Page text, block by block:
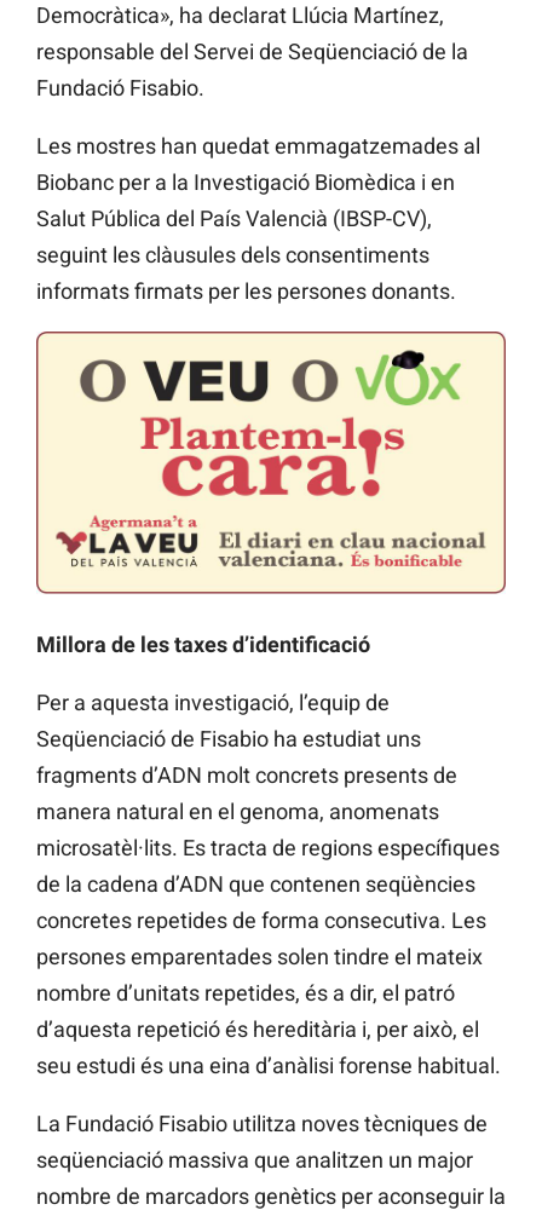
Democràtica», ha declarat Llúcia Martínez,
responsable del Servei de Seqüenciació de la
Fundació Fisabio.
Les mostres han quedat emmagatzemades al
Biobanc per a la Investigació Biomèdica i en
Salut Pública del País Valencià (IBSP-CV),
seguint les clàusules dels consentiments
informats firmats per les persones donants.
Millora de les taxes d’identificació
Per a aquesta investigació, l’equip de
Seqüenciació de Fisabio ha estudiat uns
fragments d’ADN molt concrets presents de
manera natural en el genoma, anomenats
microsatèl·lits. Es tracta de regions específiques
de la cadena d’ADN que contenen seqüències
concretes repetides de forma consecutiva. Les
persones emparentades solen tindre el mateix
nombre d’unitats repetides, és a dir, el patró
d’aquesta repetició és hereditària i, per això, el
seu estudi és una eina d’anàlisi forense habitual.
La Fundació Fisabio utilitza noves tècniques de
seqüenciació massiva que analitzen un major
nombre de marcadors genètics per aconseguir la